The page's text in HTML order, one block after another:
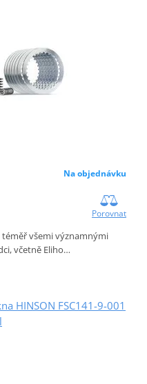
Na objednávku
Porovnat
všemi významnými
včetně Eliho…
HINSON FSC141-9-001